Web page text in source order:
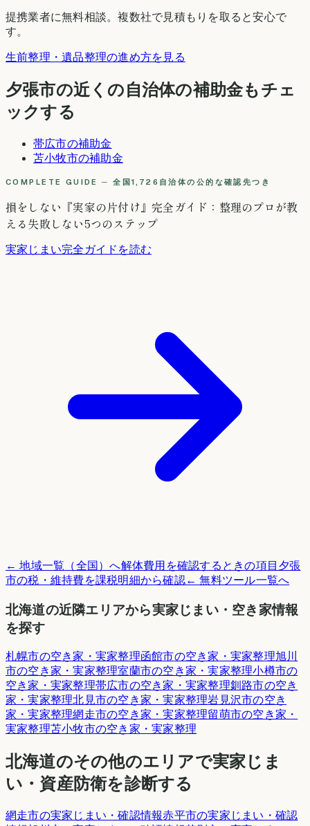
提携業者に無料相談。複数社で見積もりを取ると安心で
す。
生前整理・遺品整理の進め方を見る
夕張市の近くの自治体の補助金もチェ
ックする
帯広市の補助金
苫小牧市の補助金
COMPLETE GUIDE ─ 全国1,726自治体の公的な確認先つき
損をしない『実家の片付け』完全ガイド：整理のプロが教
える失敗しない5つのステップ
実家じまい完全ガイドを読む
← 地域一覧（全国）へ解体費用を確認するときの項目 夕張
市の税・維持費を課税明細から確認← 無料ツール一覧へ
北海道の近隣エリアから実家じまい・空き家情報
を探す
札幌市の空き家・実家整理函館市の空き家・実家整理旭川
市の空き家・実家整理室蘭市の空き家・実家整理小樽市の
空き家・実家整理帯広市の空き家・実家整理釧路市の空き
家・実家整理北見市の空き家・実家整理岩見沢市の空き
家・実家整理網走市の空き家・実家整理留萌市の空き家・
実家整理苫小牧市の空き家・実家整理
北海道のその他のエリアで実家じま
い・資産防衛を診断する
網走市の実家じまい・確認情報赤平市の実家じまい・確認